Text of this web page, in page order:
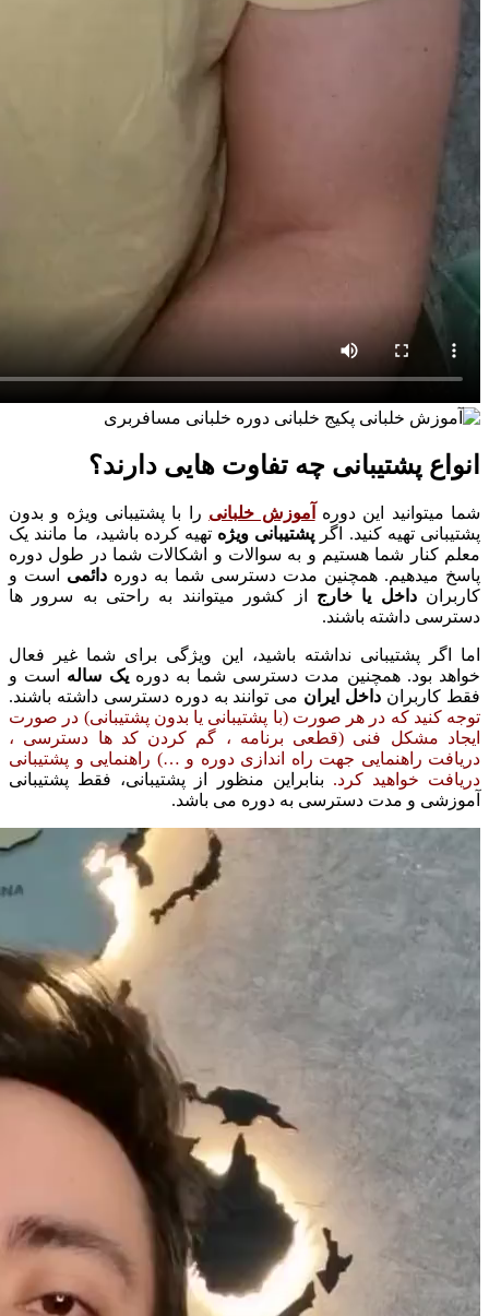
انواع پشتیبانی چه تفاوت هایی دارند؟
شما میتوانید این دوره آموزش خلبانی را با پشتیبانی ویژه و بدون
پشتیبانی تهیه کنید. اگر پشتیبانی ویژه تهیه کرده باشید، ما مانند یک
معلم کنار شما هستیم و به سوالات و اشکالات شما در طول دوره
پاسخ میدهیم. همچنین مدت دسترسی شما به دوره دائمی است و
کاربرانداخل یا خارج از کشور میتوانند به راحتی به سرور ها
دسترسی داشته باشند.
اما اگر پشتیبانی نداشته باشید، این ویژگی برای شما غیر فعال
خواهد بود. همچنین مدت دسترسی شما به دورهیک ساله است و
فقط کاربران داخل ایران می توانند به دوره دسترسی داشته باشند.
توجه کنید که در هر صورت (با پشتیبانی یا بدون پشتیبانی) در صورت
ایجاد مشکل فنی (قطعی برنامه ، گم کردن کد ها دسترسی ،
دریافت راهنمایی جهت راه اندازی دوره و …) راهنمایی و پشتیبانی
دریافت خواهید کرد. بنابراین منظور از پشتیبانی، فقط پشتیبانی
آموزشی و مدت دسترسی به دوره می باشد.